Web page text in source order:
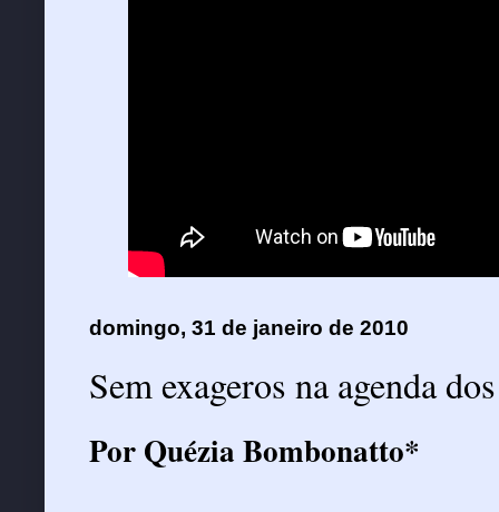
domingo, 31 de janeiro de 2010
Sem exageros na agenda
Por Quézia Bombonatto*